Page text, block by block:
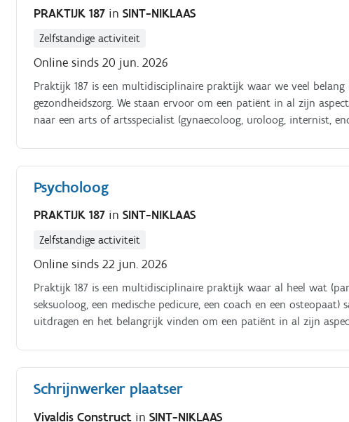
PRAKTIJK 187 inSINT-NIKLAAS
Zelfstandige activiteit
Online sinds 20 jun. 2026
Praktijk 187 is een multidisciplinaire praktijk waar we veel
gezondheidszorg. We staan ervoor om een patiënt in al zijn
naar een arts of artsspecialist (gynaecoloog, uroloog, internist,
interesse zich in te kopen.
Psycholoog
PRAKTIJK 187 inSINT-NIKLAAS
Zelfstandige activiteit
Online sinds 22 jun. 2026
Praktijk 187 is een multidisciplinaire praktijk waar al heel wat
seksuoloog, een medische pedicure, een coach en een
uitdragen en het belangrijk vinden om een patiënt in al zijn
Schrijnwerker plaatser
Vivaldis Construct inSINT-NIKLAAS